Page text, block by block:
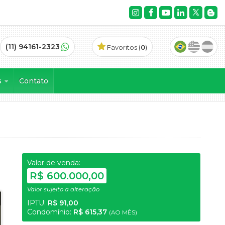
(11) 94161-2323 Favoritos (0)
Lagos (4)
de Guararema (3)
Brisa (1)
Brisa (4)
Lagos (2)
Hills I e II (6)
Contato
Valor de venda:
R$ 600.000,00
Valor sujeito a alteração
IPTU: R$ 91,00
Condomínio: R$ 615,37 (AO MÊS)